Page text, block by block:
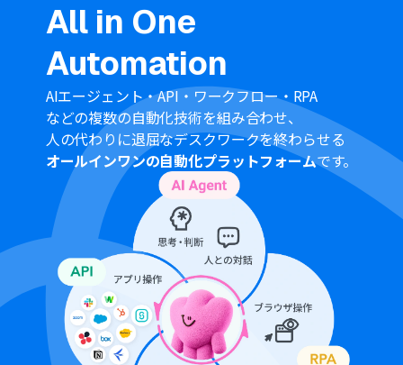
All in One
Automation
AIエージェント・API・ワークフロー・RPA
などの複数の自動化技術を組み合わせ、
人の代わりに退屈なデスクワークを終わらせる
オールインワンの自動化プラットフォームです。